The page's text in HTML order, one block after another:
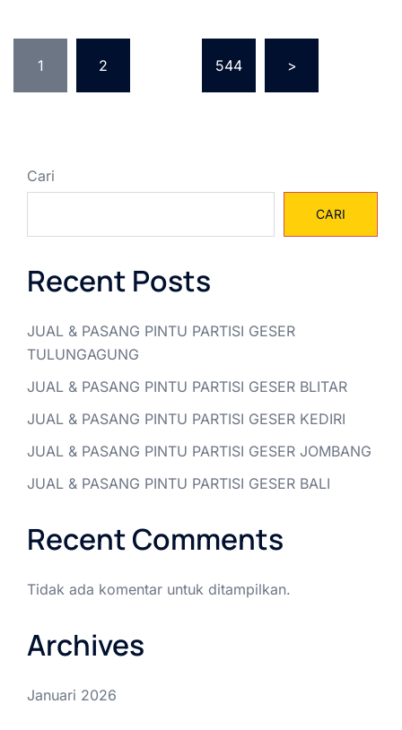
pos
1 2 544 >
Cari
CARI
Recent Posts
JUAL & PASANG PINTU PARTISI GESER
TULUNGAGUNG
JUAL & PASANG PINTU PARTISI GESER BLITAR
JUAL & PASANG PINTU PARTISI GESER KEDIRI
JUAL & PASANG PINTU PARTISI GESER JOMBANG
JUAL & PASANG PINTU PARTISI GESER BALI
Recent Comments
Tidak ada komentar untuk ditampilkan.
Archives
Januari 2026